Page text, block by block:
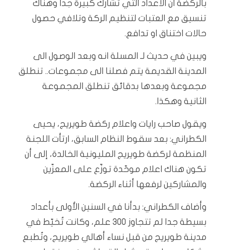
بالركضة ان الاعداد التي تشارك كبيرة جداً وهناك
تنسيق مع العتبات لتنظيم الركة وتلافي حصول
حالات اختناق او تدافع.
ويبين في حديث لـ المسلة انه وبعد الوصول الى
المدينة القديمة يتم فصلنا الى مجموعات.. تنطلق
مجموعة وبعدها بدقائق تنطلق المجموعة
الثانية وهكذا.
ويقول صاحب رايات واعلام ركضة طويريج، يحيى
الكطراني: بعد سقوط النظام السابق، ارتأت اللجنة
المنظمة لركضة طويريج المليونية الخالدة، إلى أن
تكون هناك اعلام موحّدة توزّع على المعزّين
والمشاركين لرفعها أثناء الركضة.
وأضاف الكطراني: بدأنا في السنين الأولى بأعداد
بسيطة جدا لم تتجاوز 300 علم، وكانت تُخيّط في
مدينة طويريج من قبل نساء أهالي طويريج، وتُطبع